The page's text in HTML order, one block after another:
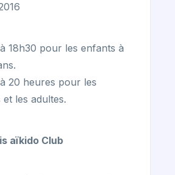
18h30 pour les enfants à
20 heures pour les
les adultes.
aïkido Club